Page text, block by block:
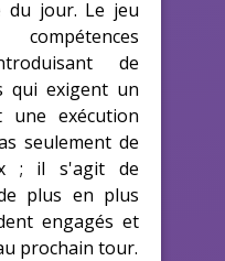
du jour. Le jeu
de
qui exigent un
une exécution
seulement de
; il s'agit de
plus en plus
engagés et
prochain tour.